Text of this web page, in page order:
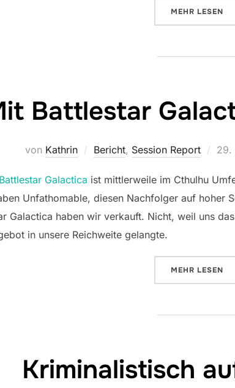
MEHR ÜBER
LESEN
Battlestar
von Kathrin Bericht, Session Report 29.
Battlestar Galactica ist mittlerweile im Cthulhu
Unfathomable, diesen Nachfolger auf hoher
Galactica haben wir verkauft. Nicht, weil uns
in unsere Reichweite gelangte.
MEHR ÜBER
LESEN
Kriminalistisch